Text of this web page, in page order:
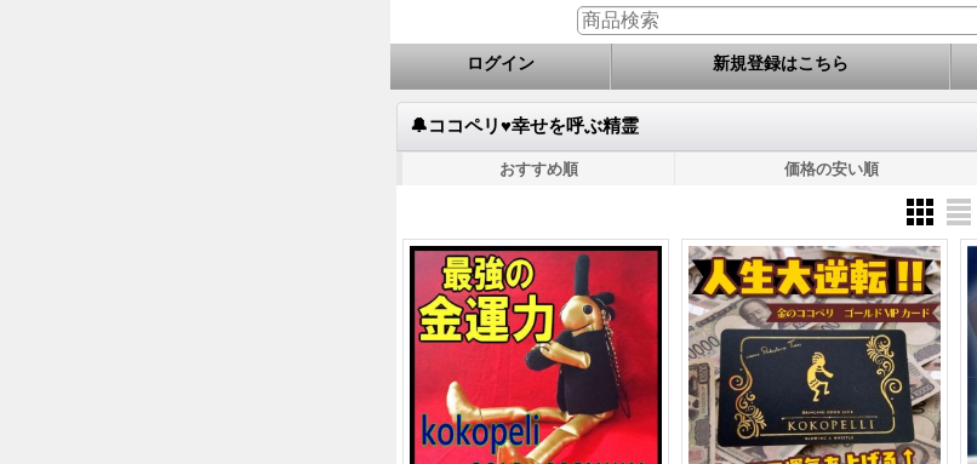
ログイン 新規登録はこちら
🔔ココペリ♥幸せを呼ぶ精霊
おすすめ順 価格の安い順